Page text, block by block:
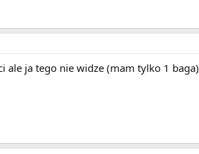
ale ja tego nie widze (mam tylko 1 baga)